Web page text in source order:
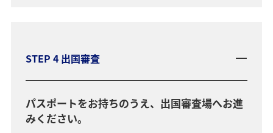
STEP 4 出国審査
パスポートをお持ちのうえ、出国審査場へお進
みください。